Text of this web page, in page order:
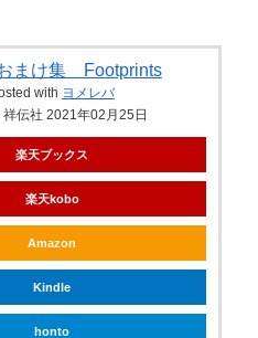
まけ集 Footprints
with ヨメレバ
祥伝社 2021年02月25日
楽天ブックス
楽天kobo
Amazon
Kindle
honto